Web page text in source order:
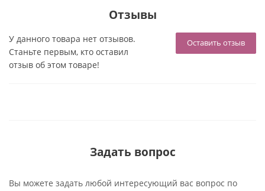
Отзывы
Оставить отзыв
У данного товара нет отзывов.
Станьте первым, кто оставил
отзыв об этом товаре!
Задать вопрос
Вы можете задать любой интересующий вас вопрос по